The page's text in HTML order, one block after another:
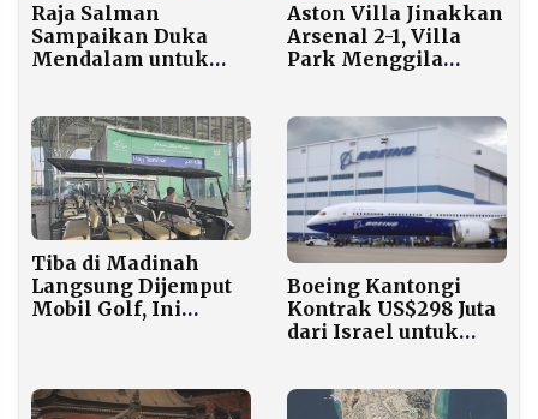
Raja Salman
Sampaikan Duka
Mendalam untuk
Indonesia Tetap
Tabah
Aston Villa Jinakkan
Arsenal 2-1, Villa
Park Menggila
Tiba di Madinah
Langsung Dijemput
Mobil Golf, Ini
Boeing Kantongi
Kontrak US$298 Juta
dari Israel untuk